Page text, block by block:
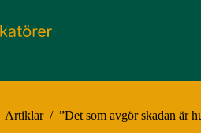
Artiklar / ”Det som avgör skadan är